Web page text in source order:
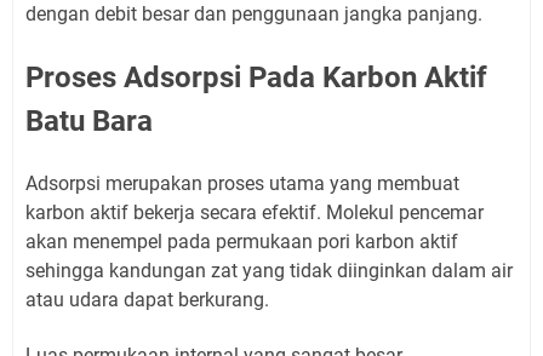
dengan debit besar dan penggunaan jangka panjang.
Proses Adsorpsi Pada Karbon Aktif
Batu Bara
Adsorpsi merupakan proses utama yang membuat
karbon aktif bekerja secara efektif. Molekul pencemar
akan menempel pada permukaan pori karbon aktif
sehingga kandungan zat yang tidak diinginkan dalam air
atau udara dapat berkurang.